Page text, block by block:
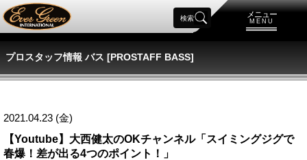
メニュー
MENU
検索
プロスタッフ情報 バス [PROSTAFF BASS]
2021.04.23 (金)
【Youtube】大西健太のOKチャンネル「スイミングジグで
春爆！差が出る4つのポイント！」